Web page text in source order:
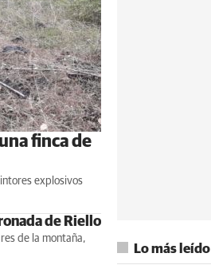
finca de
explosivos
de Riello
de la montaña,
Lo más leído